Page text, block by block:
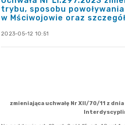
trybu, sposobu
w Mściwojowie oraz
2023-05-12 10:51